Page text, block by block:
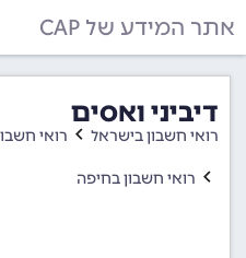
אתר המידע של CAP
דיביני ואסים
רואי חשבון בישראל רואי
רואי חשבון בחיפה